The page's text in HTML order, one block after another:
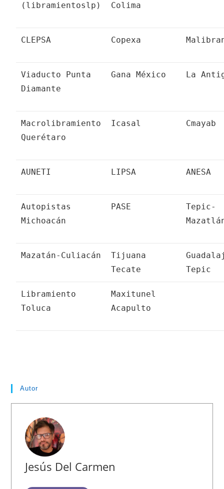
(libramientoslp)
Colima
CLEPSA Copexa
Viaducto Punta
Diamante
Gana México La
Macrolibramiento
Querétaro
Icasal Cmayab
AUNETI LIPSA ANESA
Autopistas
Michoacán
PASE
Tepic-
Mazatán-Culiacán
Tijuana
Tecate
Tepic
Libramiento
Toluca
Maxitunel
Acapulto
Autor
Jesús Del Carmen